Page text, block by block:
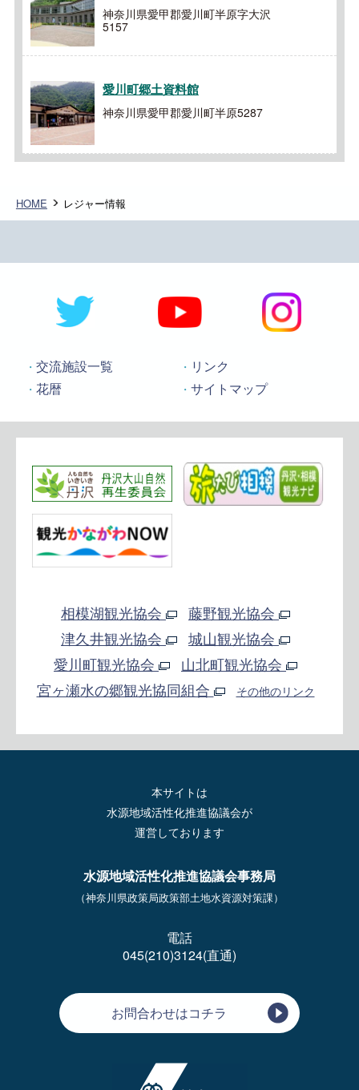
神奈川県愛甲郡愛川町半原字大沢
5157
愛川町郷土資料館
神奈川県愛甲郡愛川町半原5287
HOME レジャー情報
交流施設一覧
リンク
花暦
サイトマップ
相模湖観光協会
藤野観光協会
津久井観光協会
城山観光協会
愛川町観光協会
山北町観光協会
宮ヶ瀬水の郷観光協同組合
その他のリンク
本サイトは
水源地域活性化推進協議会が
運営しております
水源地域活性化推進協議会事務局
（神奈川県政策局政策部土地水資源対策課）
電話
045(210)3124(直通)
お問合わせはコチラ